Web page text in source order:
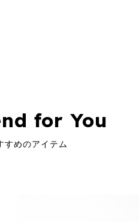
for You
すめのアイテム